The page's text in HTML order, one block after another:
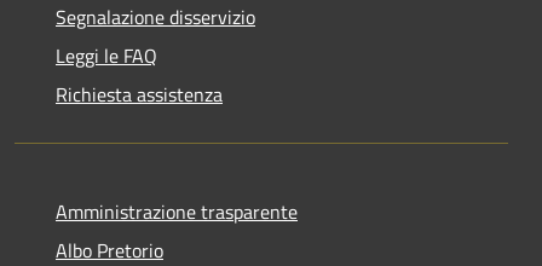
Segnalazione disservizio
Leggi le FAQ
Richiesta assistenza
Amministrazione trasparente
Albo Pretorio